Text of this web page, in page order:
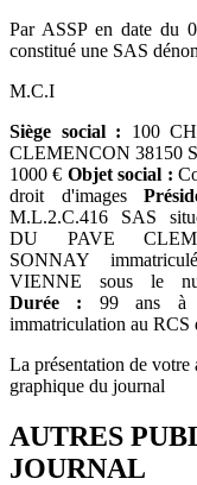
Par ASSP en date du
constitué une SAS
M.C.I
Siège social : 100
CLEMENCON 38150
1000 € Objet social :
droit d'images
M.L.2.C.416 SAS
DU PAVE
SONNAY
VIENNE sous le
Durée : 99 ans à
immatriculation au
La présentation de
graphique du journal
AUTRES
JOURNAL